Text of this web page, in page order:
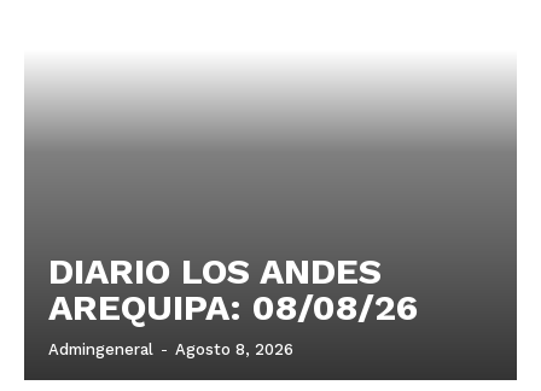
DIARIO LOS ANDES
AREQUIPA: 08/08/26
Admingeneral - Agosto 8, 2026